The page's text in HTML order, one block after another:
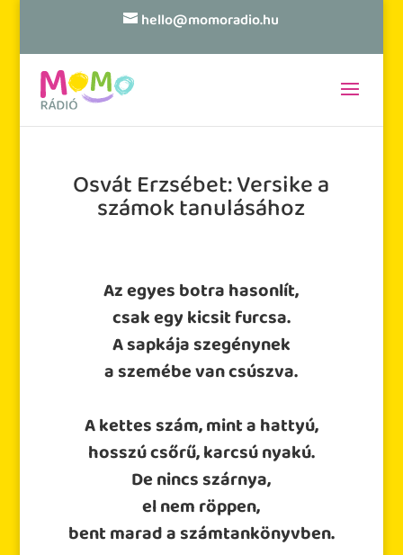
hello@momoradio.hu
Osvát Erzsébet: Versike a
számok tanulásához
Az egyes botra hasonlít,
csak egy kicsit furcsa.
A sapkája szegénynek
a szemébe van csúszva.
A kettes szám, mint a hattyú,
hosszú csőrű, karcsú nyakú.
De nincs szárnya,
el nem röppen,
bent marad a számtankönyvben.